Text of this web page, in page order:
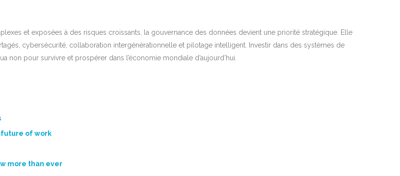
et exposées à des risques croissants, la gouvernance des données devient une priorité stratégique. Elle
cybersécurité, collaboration intergénérationnelle et pilotage intelligent. Investir dans des systèmes de
non pour survivre et prospérer dans l’économie mondiale d’aujourd’hui.
future of work
more than ever